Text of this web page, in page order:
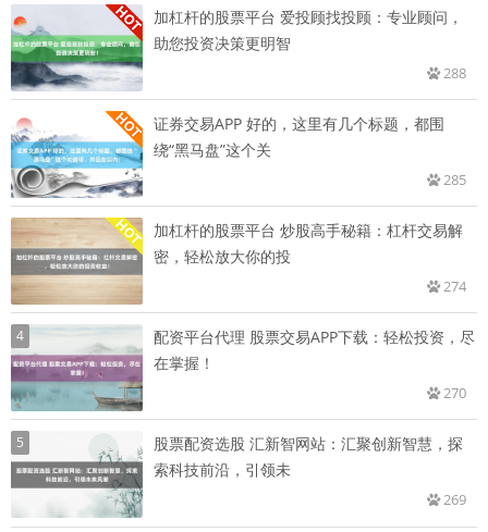
加杠杆的股票平台 爱投顾找投顾：专业顾问，
助您投资决策更明智
288
证券交易APP 好的，这里有几个标题，都围
绕“黑马盘”这个关
285
加杠杆的股票平台 炒股高手秘籍：杠杆交易解
密，轻松放大你的投
274
4
配资平台代理 股票交易APP下载：轻松投资，尽
在掌握！
270
5
股票配资选股 汇新智网站：汇聚创新智慧，探
索科技前沿，引领未
269